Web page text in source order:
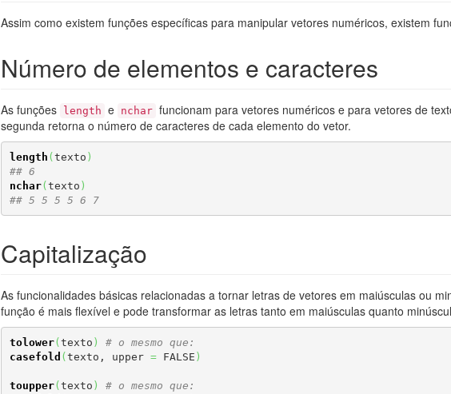
Assim como existem funções específicas para manipular vetores numéricos, existem
Número de elementos e caracteres
As funções length e nchar funcionam para vetores numéricos e para vetores de
segunda retorna o número de caracteres de cada elemento do vetor.
length (texto )
## 6
nchar(texto )
## 5 5 5 5 6 7
Capitalização
As funcionalidades básicas relacionadas a tornar letras de vetores em maiúsculas ou
função é mais flexível e pode transformar as letras tanto em maiúsculas quanto
tolower(texto )
# o mesmo que:
casefold (texto, upper = FALSE )
toupper(texto )
# o mesmo que: